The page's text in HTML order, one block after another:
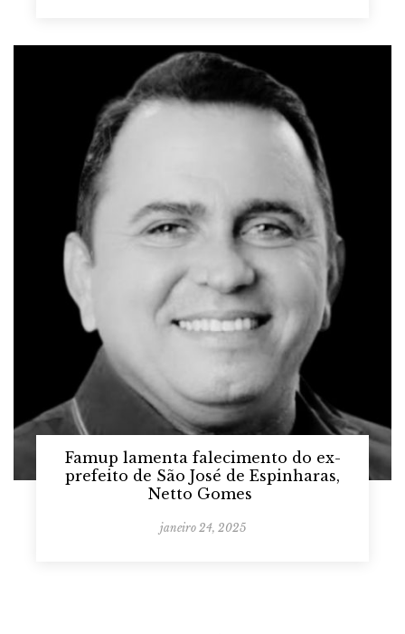
Famup lamenta falecimento do ex-
prefeito de São José de Espinharas,
Netto Gomes
janeiro 24, 2025